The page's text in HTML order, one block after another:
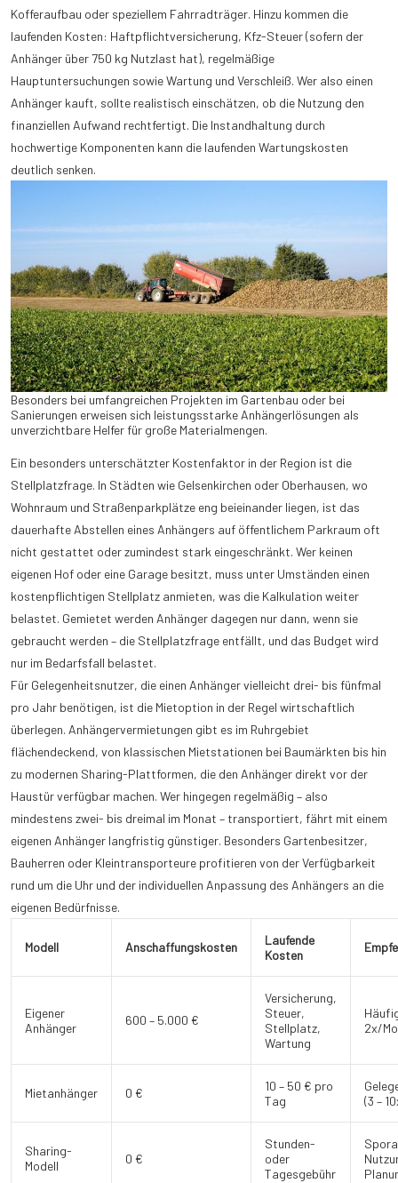
Kofferaufbau oder speziellem Fahrradträger. Hinzu kommen die
laufenden Kosten: Haftpflichtversicherung, Kfz-Steuer (sofern der
Anhänger über 750 kg Nutzlast hat), regelmäßige
Hauptuntersuchungen sowie Wartung und Verschleiß. Wer also einen
Anhänger kauft, sollte realistisch einschätzen, ob die Nutzung den
finanziellen Aufwand rechtfertigt. Die Instandhaltung durch
hochwertige Komponenten kann die laufenden Wartungskosten
deutlich senken.
Besonders bei umfangreichen Projekten im Gartenbau oder bei
Sanierungen erweisen sich leistungsstarke Anhängerlösungen als
unverzichtbare Helfer für große Materialmengen.
Ein besonders unterschätzter Kostenfaktor in der Region ist die
Stellplatzfrage. In Städten wie Gelsenkirchen oder Oberhausen, wo
Wohnraum und Straßenparkplätze eng beieinander liegen, ist das
dauerhafte Abstellen eines Anhängers auf öffentlichem Parkraum oft
nicht gestattet oder zumindest stark eingeschränkt. Wer keinen
eigenen Hof oder eine Garage besitzt, muss unter Umständen einen
kostenpflichtigen Stellplatz anmieten, was die Kalkulation weiter
belastet. Gemietet werden Anhänger dagegen nur dann, wenn sie
gebraucht werden – die Stellplatzfrage entfällt, und das Budget wird
nur im Bedarfsfall belastet.
Für Gelegenheitsnutzer, die einen Anhänger vielleicht drei- bis fünfmal
pro Jahr benötigen, ist die Mietoption in der Regel wirtschaftlich
überlegen. Anhängervermietungen gibt es im Ruhrgebiet
flächendeckend, von klassischen Mietstationen bei Baumärkten bis hin
zu modernen Sharing-Plattformen, die den Anhänger direkt vor der
Haustür verfügbar machen. Wer hingegen regelmäßig – also
mindestens zwei- bis dreimal im Monat – transportiert, fährt mit einem
eigenen Anhänger langfristig günstiger. Besonders Gartenbesitzer,
Bauherren oder Kleintransporteure profitieren von der Verfügbarkeit
rund um die Uhr und der individuellen Anpassung des Anhängers an die
eigenen Bedürfnisse.
Modell Anschaffungskosten
Laufende
Kosten
Eigener
Anhänger
600 – 5.000 €
Versicherung,
Steuer,
Stellplatz,
Wartung
2x/
Mietanhänger 0 €
10 – 50 € pro
Tag
(3 –
Sharing-
Modell
0 €
Stunden-
oder
Tagesgebühr